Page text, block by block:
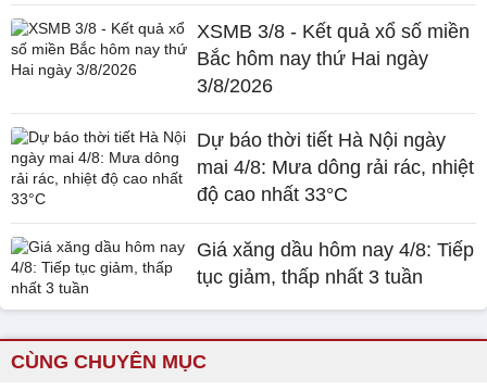
XSMB 3/8 - Kết quả xổ số miền
Bắc hôm nay thứ Hai ngày
3/8/2026
Dự báo thời tiết Hà Nội ngày
mai 4/8: Mưa dông rải rác, nhiệt
độ cao nhất 33°C
Giá xăng dầu hôm nay 4/8: Tiếp
tục giảm, thấp nhất 3 tuần
CÙNG CHUYÊN MỤC